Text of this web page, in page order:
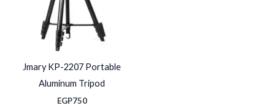
Jmary KP-2207 Portable
Aluminum Tripod
EGP750